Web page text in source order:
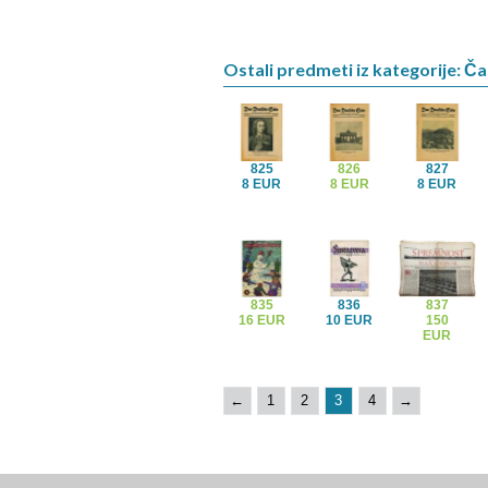
Ostali predmeti iz kategorije:
825
8 EUR
826
8 EUR
827
8 EUR
835
16 EUR
836
10 EUR
837
150
EUR
← 1 2 3 4 →